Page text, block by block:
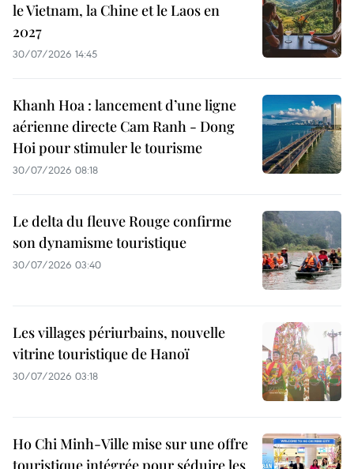
le Vietnam, la Chine et le Laos en
2027
30/07/2026 14:45
Khanh Hoa : lancement d’une ligne
aérienne directe Cam Ranh - Dong
Hoi pour stimuler le tourisme
30/07/2026 08:18
Le delta du fleuve Rouge confirme
son dynamisme touristique
30/07/2026 03:40
Les villages périurbains, nouvelle
vitrine touristique de Hanoï
30/07/2026 03:18
Ho Chi Minh-Ville mise sur une offre
touristique intégrée pour séduire les